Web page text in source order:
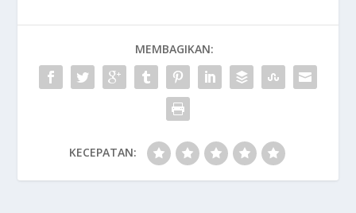
MEMBAGIKAN:
KECEPATAN: